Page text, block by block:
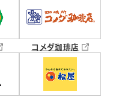
コメダ珈琲店